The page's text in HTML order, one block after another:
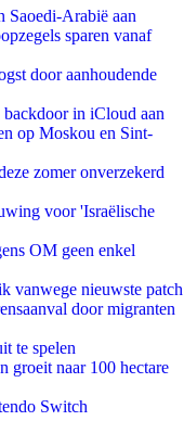
Saoedi-Arabië aan
sparen vanaf
door aanhoudende
in iCloud aan
op Moskou en Sint-
zomer onverzekerd
voor 'Israëlische
OM geen enkel
vanwege nieuwste patch
door migranten
te spelen
groeit naar 100 hectare
Switch